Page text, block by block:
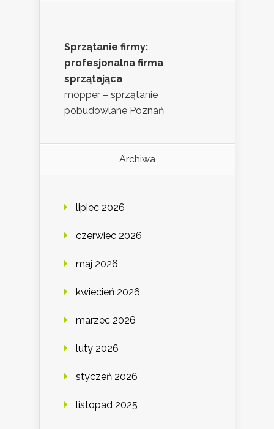
Sprzątanie firmy:
profesjonalna firma
sprzątająca
mopper – sprzątanie
pobudowlane Poznań
Archiwa
lipiec 2026
czerwiec 2026
maj 2026
kwiecień 2026
marzec 2026
luty 2026
styczeń 2026
listopad 2025